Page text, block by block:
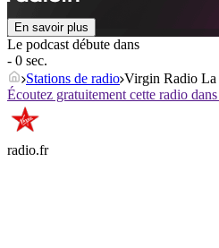
En savoir plus
Le podcast débute dans
- 0 sec.
Stations de radio Virgin Radio La
Écoutez gratuitement cette radio
radio.fr